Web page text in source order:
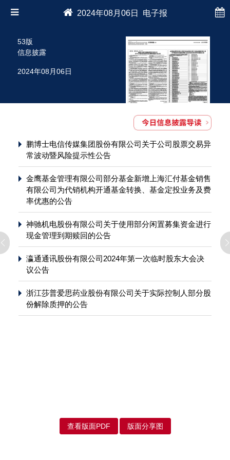
2024年08月06日 电子报
53版
信息披露
2024年08月06日
鹏博士电信传媒集团股份有限公司关于公司股票交易异
常波动暨风险提示性公告
金鹰基金管理有限公司部分基金新增上海汇付基金销售
有限公司为代销机构开通基金转换、基金定投业务及费
率优惠的公告
神驰机电股份有限公司关于使用部分闲置募集资金进行
现金管理到期赎回的公告
瀛通通讯股份有限公司2024年第一次临时股东大会决
议公告
浙江莎普爱思药业股份有限公司关于实际控制人部分股
份解除质押的公告
查看版面PDF 版面分享图